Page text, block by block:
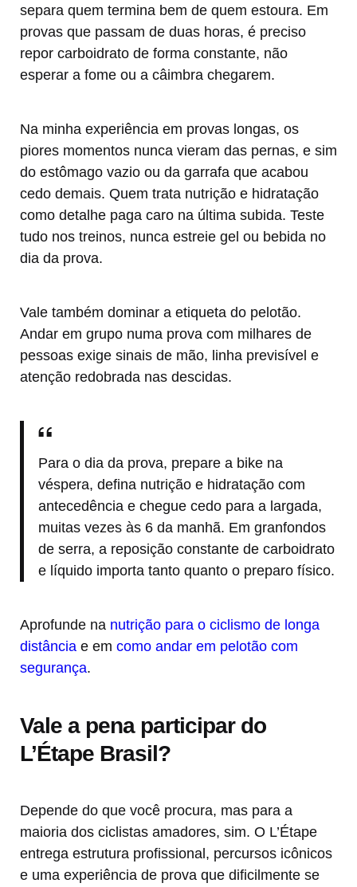
separa quem termina bem de quem estoura. Em
provas que passam de duas horas, é preciso
repor carboidrato de forma constante, não
esperar a fome ou a câimbra chegarem.
Na minha experiência em provas longas, os
piores momentos nunca vieram das pernas, e sim
do estômago vazio ou da garrafa que acabou
cedo demais. Quem trata nutrição e hidratação
como detalhe paga caro na última subida. Teste
tudo nos treinos, nunca estreie gel ou bebida no
dia da prova.
Vale também dominar a etiqueta do pelotão.
Andar em grupo numa prova com milhares de
pessoas exige sinais de mão, linha previsível e
atenção redobrada nas descidas.
Para o dia da prova, prepare a bike na
véspera, defina nutrição e hidratação com
antecedência e chegue cedo para a largada,
muitas vezes às 6 da manhã. Em granfondos
de serra, a reposição constante de carboidrato
e líquido importa tanto quanto o preparo físico.
Aprofunde na nutrição para o ciclismo de longa
distância e em como andar em pelotão com
segurança.
Vale a pena participar do
L’Étape Brasil?
Depende do que você procura, mas para a
maioria dos ciclistas amadores, sim. O L’Étape
entrega estrutura profissional, percursos icônicos
e uma experiência de prova que dificilmente se